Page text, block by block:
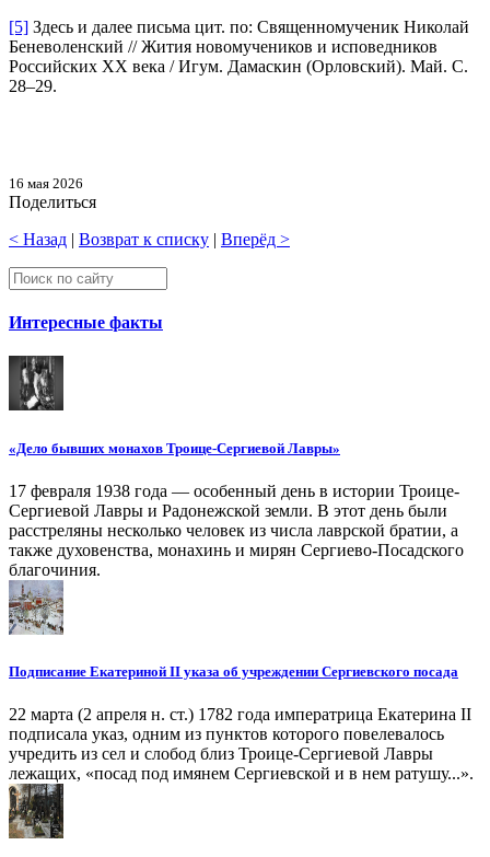
[5] Здесь и далее письма цит. по: Священномученик Николай
Беневоленский // Жития новомучеников и исповедников
Российских ХХ века / Игум. Дамаскин (Орловский). Май. С.
28–29.
16 мая 2026
Поделиться
< Назад | Возврат к списку | Вперёд >
Интересные факты
«Дело бывших монахов Троице-Сергиевой Лавры»
17 февраля 1938 года — особенный день в истории Троице-
Сергиевой Лавры и Радонежской земли. В этот день были
расстреляны несколько человек из числа лаврской братии, а
также духовенства, монахинь и мирян Сергиево-Посадского
благочиния.
Подписание Екатериной II указа об учреждении Сергиевского посада
22 марта (2 апреля н. ст.) 1782 года императрица Екатерина II
подписала указ, одним из пунктов которого повелевалось
учредить из сел и слобод близ Троице-Сергиевой Лавры
лежащих, «посад под имянем Сергиевской и в нем ратушу...».